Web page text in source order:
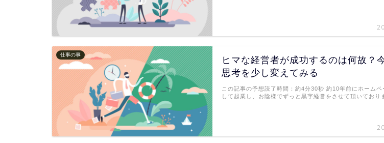
仕事の事
ヒマな経営者が成功するのは何故？
思考を少し変えてみる
この記事の予想読了時間：約4分30秒 約10年前にホームペ
して起業し、お陰様でずっと黒字経営をさせて頂いており